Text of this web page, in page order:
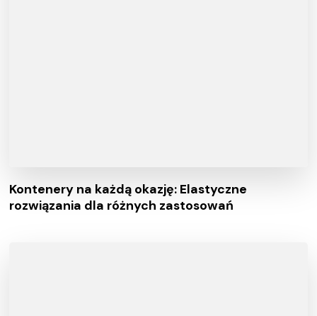
Kontenery na każdą okazję: Elastyczne
rozwiązania dla różnych zastosowań